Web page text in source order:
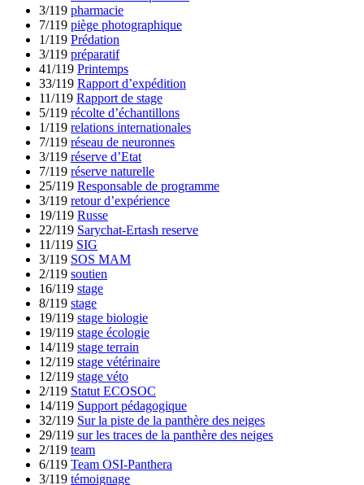
3/119 pharmacie
7/119 piège photographique
1/119 Prédation
3/119 préparatif
41/119 Printemps
33/119 Rapport d’expédition
11/119 Rapport de stage
5/119 récolte d’échantillons
1/119 relations internationales
7/119 réseau de neuronnes
3/119 réserve d’Etat
7/119 réserve naturelle
25/119 Responsable de programme
3/119 retour d’expérience
19/119 Russe
22/119 Sarychat-Ertash reserve
11/119 SIG
3/119 SOS MAM
2/119 soutien
16/119 stage
8/119 stage
19/119 stage biologie
19/119 stage écologie
14/119 stage terrain
12/119 stage vétérinaire
12/119 stage véto
2/119 Statut ECOSOC
14/119 Support pédagogique
32/119 Sur la piste de la panthère des neiges
29/119 sur les traces de la panthère des neiges
2/119 team
6/119 Team OSI-Panthera
3/119 témoignage